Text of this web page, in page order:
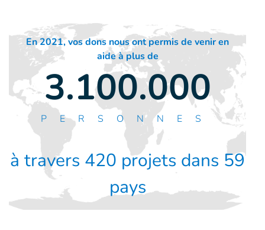
En 2021, vos dons nous ont permis de venir en
aide à plus de
3.100.000
PERSONNES
à travers 420 projets dans 59
pays